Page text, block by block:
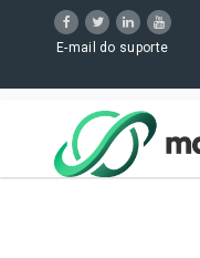
E-mail do suporte